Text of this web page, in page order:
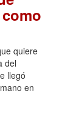
quiere
del
llegó
en